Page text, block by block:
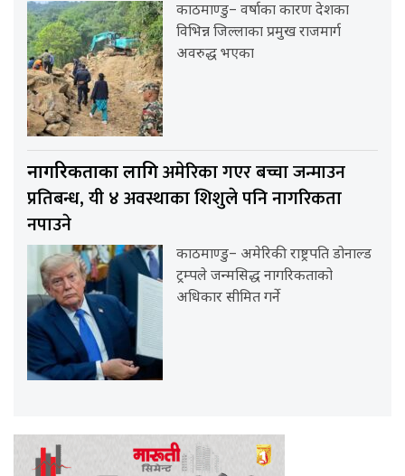
काठमाण्डु– वर्षाका कारण देशका
विभिन्न जिल्लाका प्रमुख राजमार्ग
अवरुद्ध भएका
नागरिकताका लागिअमेरिका गएर बच्चा जन्माउन
प्रतिबन्ध, यी ४ अवस्थाका शिशुले पनि नागरिकता
नपाउने
काठमाण्डु– अमेरिकी राष्ट्रपति डोनाल्ड
ट्रम्पले जन्मसिद्ध नागरिकताको
अधिकार सीमित गर्ने